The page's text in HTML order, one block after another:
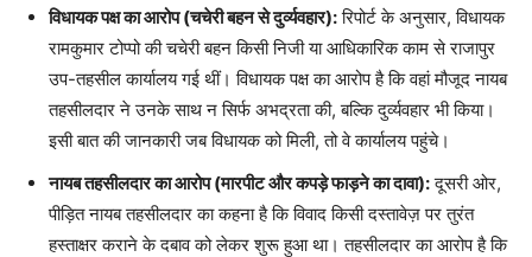
विधायक पक्ष का आरोप (चचेरी बहन से दुर्व्यवहार):रिपोर्ट के अनुसार, विधायक
रामकुमार टोप्पो की चचेरी बहन किसी निजी या आधिकारिक काम से राजापुर
उप-तहसील कार्यालय गई थीं। विधायक पक्ष का आरोप है कि वहां मौजूद नायब
तहसीलदार ने उनके साथ न सिर्फ अभद्रता की, बल्कि दुर्व्यवहार भी किया।
इसी बात की जानकारी जब विधायक को मिली, तो वे कार्यालय पहुंचे।
नायब तहसीलदार का आरोप (मारपीट और कपड़े फाड़ने का दावा):दूसरी ओर,
पीड़ित नायब तहसीलदार का कहना है कि विवाद किसी दस्तावेज़ पर तुरंत
हस्ताक्षर कराने के दबाव को लेकर शुरू हुआ था। तहसीलदार का आरोप है कि